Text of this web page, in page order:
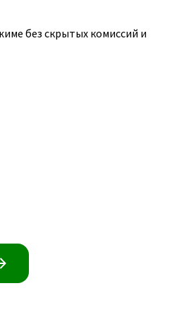
без скрытых комиссий и